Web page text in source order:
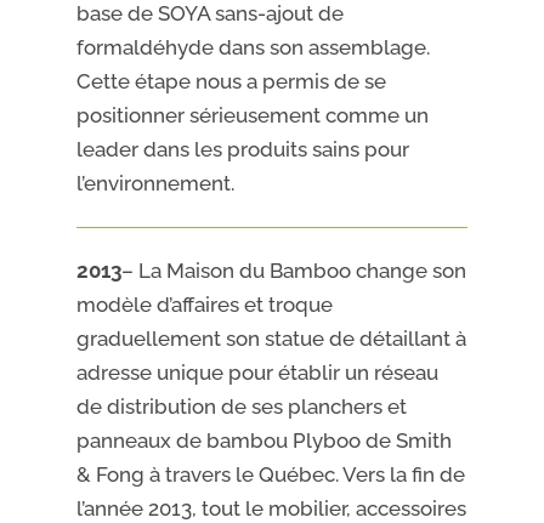
base de SOYA sans-ajout de
formaldéhyde dans son assemblage.
Cette étape nous a permis de se
positionner sérieusement comme un
leader dans les produits sains pour
l’environnement.
2013– La Maison du Bamboo change son
modèle d’affaires et troque
graduellement son statue de détaillant à
adresse unique pour établir un réseau
de distribution de ses planchers et
panneaux de bambou Plyboo de Smith
& Fong à travers le Québec. Vers la fin de
l’année 2013, tout le mobilier, accessoires